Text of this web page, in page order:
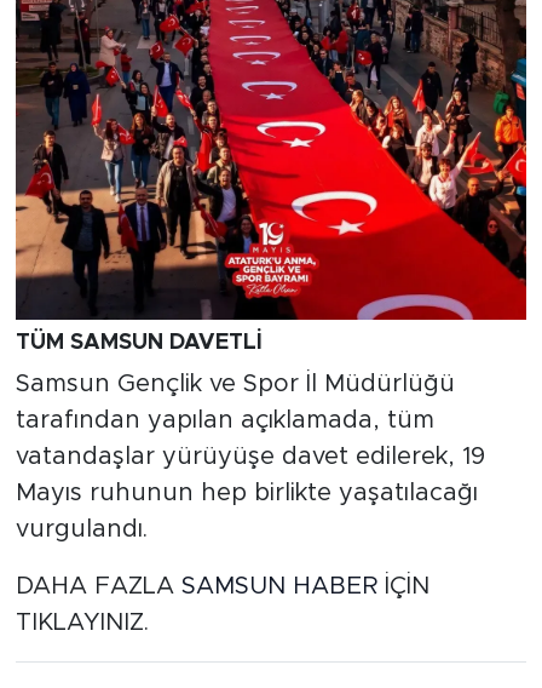
TÜM SAMSUN DAVETLİ
Samsun Gençlik ve Spor İl Müdürlüğü
tarafından yapılan açıklamada, tüm
vatandaşlar yürüyüşe davet edilerek, 19
Mayıs ruhunun hep birlikte yaşatılacağı
vurgulandı.
DAHA FAZLA SAMSUN HABERİÇİN
TIKLAYINIZ.